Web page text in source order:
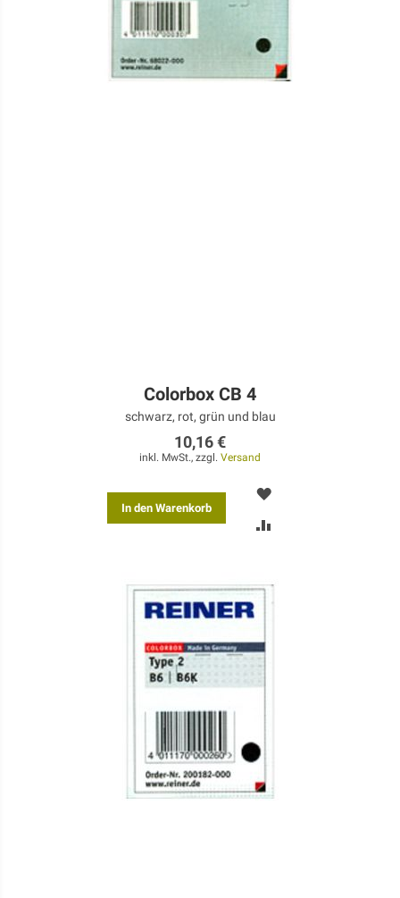
Colorbox CB 4
schwarz, rot, grün und blau
10,16 €
inkl. MwSt., zzgl. Versand
In den Warenkorb
MERKEN
HINZUFÜGEN